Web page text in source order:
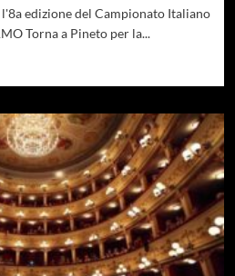
edizione del Campionato Italiano
Torna a Pineto per la...